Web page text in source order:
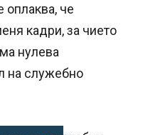
че
кадри, за чието
нулева
на служебно